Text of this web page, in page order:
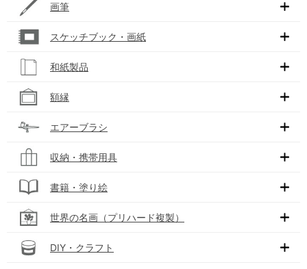
画筆
スケッチブック・画紙
和紙製品
額縁
エアーブラシ
収納・携帯用具
書籍・塗り絵
世界の名画（プリハード複製）
DIY・クラフト